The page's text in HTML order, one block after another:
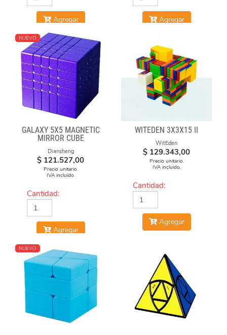
Agregar Agregar
NUEVO
GALAXY 5X5 MAGNETIC
MIRROR CUBE
Diansheng
$ 121.527,00
Precio unitario.
IVA incluido.
Cantidad:
Agregar
WITEDEN 3X3X15 II
WitEden
$ 129.343,00
Precio unitario.
IVA incluido.
Cantidad:
Agregar
NUEVO